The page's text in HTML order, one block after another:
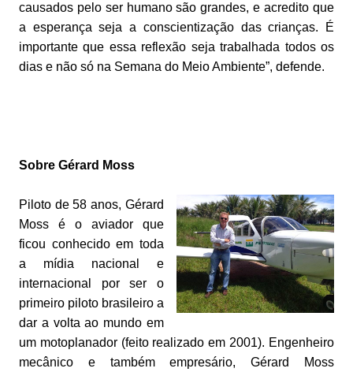
causados pelo ser humano são grandes, e acredito que
a esperança seja a conscientização das crianças. É
importante que essa reflexão seja trabalhada todos os
dias e não só na Semana do Meio Ambiente”, defende.
Sobre Gérard Moss
Piloto de 58 anos, Gérard
Moss é o aviador que
ficou conhecido em toda
a mídia nacional e
internacional por ser o
primeiro piloto brasileiro a
dar a volta ao mundo em
um motoplanador (feito realizado em 2001). Engenheiro
mecânico e também empresário, Gérard Moss